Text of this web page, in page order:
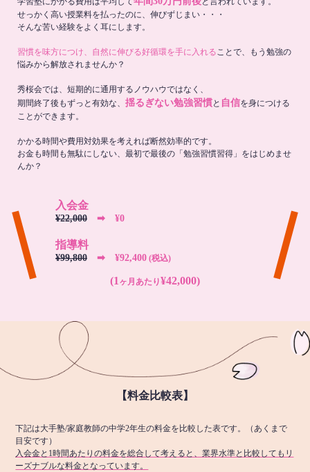
せっかく高い授業料を払ったのに、伸びずじまい・・・
そんな苦い経験をよく耳にします。
習慣を味方につけ、自然に伸びる好循環を手に入れることで、もう勉強の
悩みから解放されませんか？
秀桜会では、短期的に通用するノウハウではなく、
期間終了後もずっと有効な、 揺るぎない勉強習慣と 自信を身につける
ことができます。
かかる時間や費用対効果を考えれば断然効率的です。
お金も時間も無駄にしない、最初で最後の「勉強習慣習得」をはじめませ
んか？
入会金
¥22,000 ➡︎ ¥0
指導料
¥99,800 ➡︎ ¥92,400 (税込)
(1 ヶ月あたり¥42,000)
【料金比較表】
下記は大手塾/家庭教師の中学2年生の料金を比較した表です。（あくまで
目安です）
入会金と1時間あたりの料金を総合して考えると、業界水準と比較してもリ
ーズナブルな料金となっています。